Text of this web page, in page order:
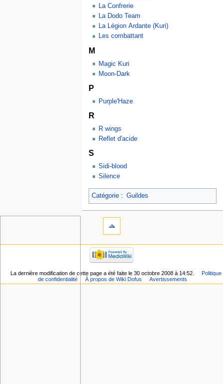
La Confrerie
La Dodo Team
La Légion Ardante (Kuri)
Les combattant
M
Magic Kuri
Moon-Dark
P
Purple'Haze
R
R wings
Reflet d'acide
S
Sidi-blood
Silence
Catégorie: Guildes
La dernière modification de cette page a été faite le 30 octobre 2008 à 14:52.
Politique
de confidentialité
À propos de Wiki Dofus Avertissements